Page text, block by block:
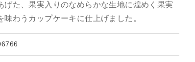
げた、果実入りのなめらかな生地に煌めく果実
わうカップケーキに仕上げました。